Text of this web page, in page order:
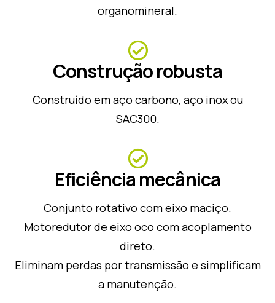
organomineral.
Construção robusta
Construído em aço carbono, aço inox ou
SAC300.
Eficiência mecânica
Conjunto rotativo com eixo maciço.
Motoredutor de eixo oco com acoplamento
direto.
Eliminam perdas por transmissão e simplificam
a manutenção.